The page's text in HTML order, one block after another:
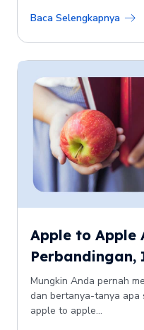
Baca Selengkapnya
Apple to Apple
Perbandingan,
Mungkin Anda pernah
dan bertanya-tanya apa
apple to apple...